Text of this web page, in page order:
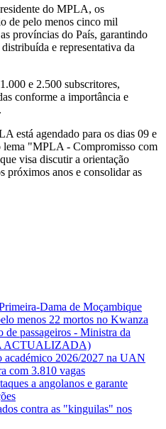
do MPLA, os
de pelo menos cinco mil
províncias do País, garantindo
e representativa da
e 2.500 subscritores,
conforme a importância e
está agendado para os dias 09 e
lema "MPLA - Compromisso com
visa discutir a orientação
próximos anos e consolidar as
Dama de Moçambique
menos 22 mortos no Kwanza
de passageiros - Ministra da
ACTUALIZADA)
académico 2026/2027 na UAN
com 3.810 vagas
a angolanos e garante
contra as "kinguilas" nos